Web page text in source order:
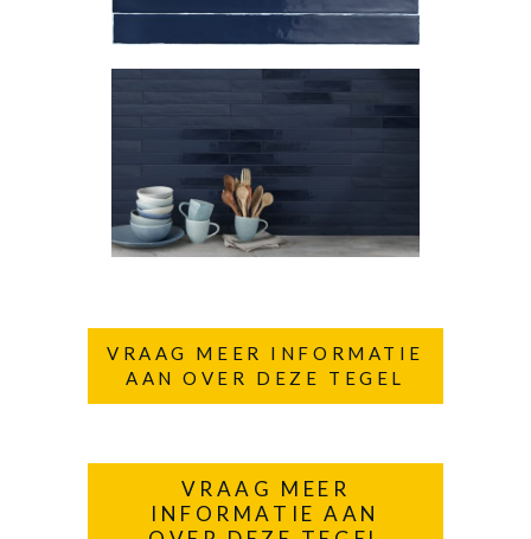
VRAAG MEER INFORMATIE
AAN OVER DEZE TEGEL
VRAAG MEER
INFORMATIE AAN